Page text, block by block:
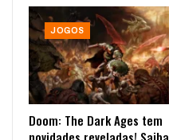
JOGOS
Doom: The Dark Ages tem